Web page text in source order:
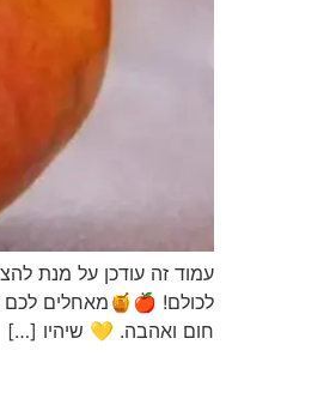
עמוד זה עודכן על מנת
לכולם! 🍎🍯מאחלים לכם
חום ואהבה. 💛 שיהיו […]